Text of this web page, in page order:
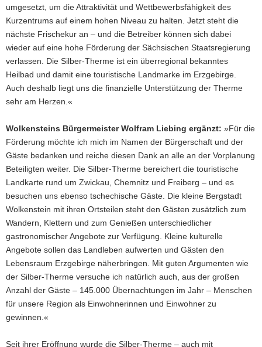
umgesetzt, um die Attraktivität und Wettbewerbsfähigkeit des
Kurzentrums auf einem hohen Niveau zu halten. Jetzt steht die
nächste Frischekur an – und die Betreiber können sich dabei
wieder auf eine hohe Förderung der Sächsischen Staatsregierung
verlassen. Die Silber-Therme ist ein überregional bekanntes
Heilbad und damit eine touristische Landmarke im Erzgebirge.
Auch deshalb liegt uns die finanzielle Unterstützung der Therme
sehr am Herzen.«
Wolkensteins Bürgermeister Wolfram Liebing ergänzt: »Für die
Förderung möchte ich mich im Namen der Bürgerschaft und der
Gäste bedanken und reiche diesen Dank an alle an der Vorplanung
Beteiligten weiter. Die Silber-Therme bereichert die touristische
Landkarte rund um Zwickau, Chemnitz und Freiberg – und es
besuchen uns ebenso tschechische Gäste. Die kleine Bergstadt
Wolkenstein mit ihren Ortsteilen steht den Gästen zusätzlich zum
Wandern, Klettern und zum Genießen unterschiedlicher
gastronomischer Angebote zur Verfügung. Kleine kulturelle
Angebote sollen das Landleben aufwerten und Gästen den
Lebensraum Erzgebirge näherbringen. Mit guten Argumenten wie
der Silber-Therme versuche ich natürlich auch, aus der großen
Anzahl der Gäste – 145.000 Übernachtungen im Jahr – Menschen
für unsere Region als Einwohnerinnen und Einwohner zu
gewinnen.«
Seit ihrer Eröffnung wurde die Silber-Therme – auch mit